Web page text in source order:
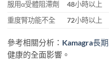
服用α受體阻滯劑
48小時以上
重度腎功能不全
72小時以上
參考相關分析： Kamagra長
健康的全面影響。